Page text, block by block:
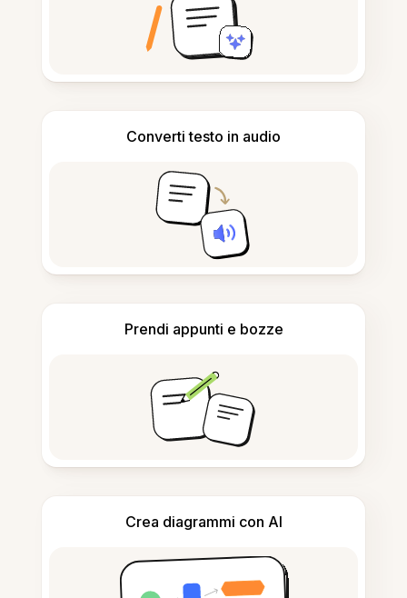
Converti testo in audio
Prendi appunti e bozze
Crea diagrammi con AI